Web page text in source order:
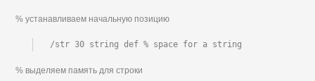
% устанавливаем начальную позицию
/str 30 string def % space for a string
% выделяем память для строки